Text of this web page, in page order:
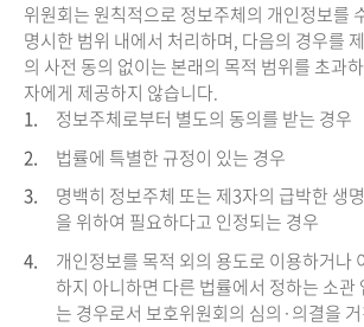
위원회는 원칙적으로 정보주체의 개인정보를
명시한 범위 내에서 처리하며, 다음의 경우를
의 사전 동의 없이는 본래의 목적 범위를 초과
자에게 제공하지 않습니다.
1.
정보주체로부터 별도의 동의를 받는 경우
2.
법률에 특별한 규정이 있는 경우
3.
명백히 정보주체 또는 제3자의 급박한 생
을 위하여 필요하다고 인정되는 경우
4.
개인정보를 목적 외의 용도로 이용하거나
하지 아니하면 다른 법률에서 정하는 소관
는 경우로서 보호위원회의 심의·의결을